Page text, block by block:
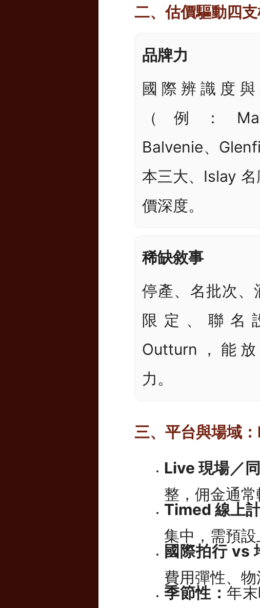
二、估價驅動四
品牌力
國際辨識度
（例：
Balvenie、
本三大、Islay
價深度。
稀缺敘事
停產、名批次、
限定、聯名
Outturn，能
力。
三、平台與場域
Live 現場／
整，佣金通常
Timed 線上計
集中，需預設
國際拍行 vs
費用彈性、物
季節性： 年